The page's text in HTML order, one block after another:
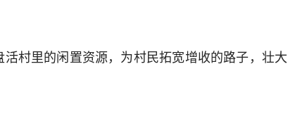
活村里的闲置资源，为村民拓宽增收的路子，壮大